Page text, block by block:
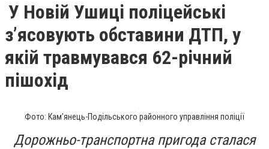
У Новій Ушиці поліцейські
зʼясовують обставини ДТП, у
якій травмувався 62-річний
пішохід
Фото: Кам’янець-Подільського районного управління поліції
Дорожньо-транспортна пригода сталася